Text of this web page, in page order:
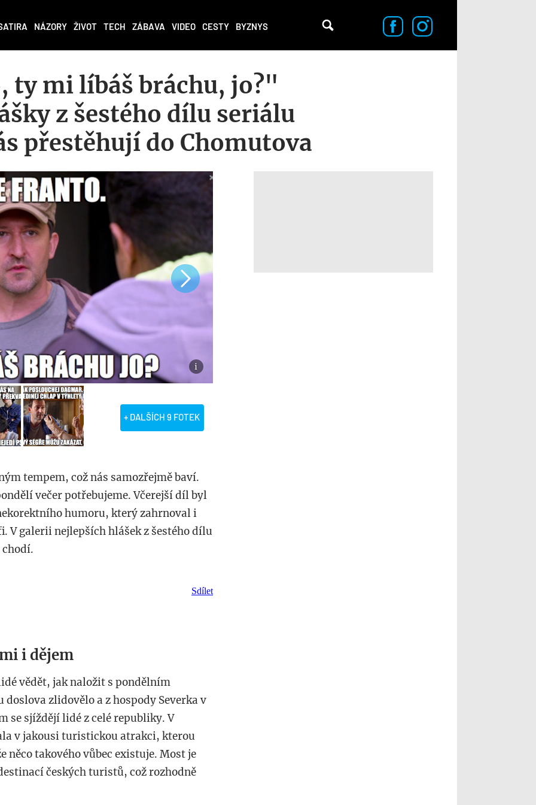
NÁZORY ŽIVOT TECH ZÁBAVA VIDEO CESTY BYZNYS
ty mi líbáš bráchu, jo?"
z šestého dílu seriálu
přestěhují do Chomutova
+ DALŠÍCH 9 FOTEK
tempem, což nás samozřejmě baví.
večer potřebujeme. Včerejší díl byl
humoru, který zahrnoval i
galerii nejlepších hlášek z šestého dílu
Sdílet
i dějem
vědět, jak naložit s pondělním
doslova zlidovělo a z hospody Severka v
se sjíždějí lidé z celé republiky. V
v jakousi turistickou atrakci, kterou
takového vůbec existuje. Most je
českých turistů, což rozhodně